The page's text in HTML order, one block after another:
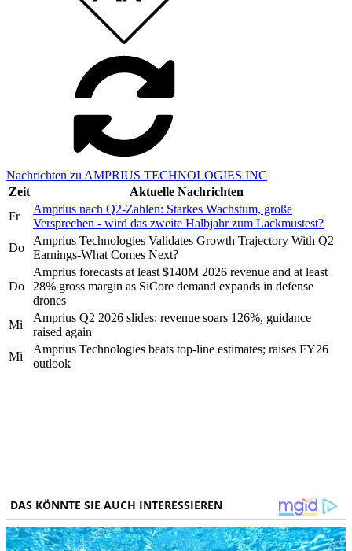
Nachrichten zu AMPRIUS TECHNOLOGIES INC
Zeit
Aktuelle Nachrichten
Fr
Amprius nach Q2-Zahlen: Starkes Wachstum, große
Versprechen - wird das zweite Halbjahr zum Lackmustest?
Do
Amprius Technologies Validates Growth Trajectory With Q2
Earnings-What Comes Next?
Do
Amprius forecasts at least $140M 2026 revenue and at least
28% gross margin as SiCore demand expands in defense
drones
Mi
Amprius Q2 2026 slides: revenue soars 126%, guidance
raised again
Mi
Amprius Technologies beats top-line estimates; raises FY26
outlook